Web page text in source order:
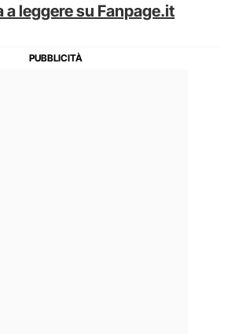
a leggere su Fanpage.it